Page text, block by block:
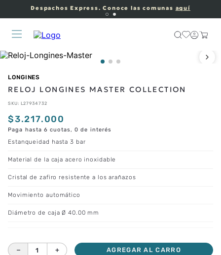
Despachos Express. Conoce las comunas aquí
LONGINES
RELOJ LONGINES MASTER COLLECTION
SKU: L27934732
$3.217.000
Paga hasta 6 cuotas, 0 de interés
Estanqueidad hasta 3 bar
Material de la caja acero inoxidable
Cristal de zafiro resistente a los arañazos
Movimiento automático
Diámetro de caja Ø 40.00 mm
＋
－ AGREGAR AL CARRO